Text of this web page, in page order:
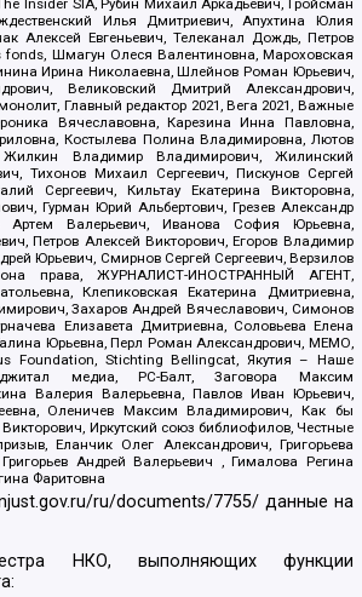
Insider SIA, Рубин Михаил Аркадьевич, Гройсман
Илья Дмитриевич, Апухтина Юлия
Алексей Евгеньевич, Телеканал Дождь, Петров
fonds, Шмагун Олеся Валентиновна, Мароховская
Ирина Николаевна, Шлейнов Роман Юрьевич,
Великовский Дмитрий Александрович,
Главный редактор 2021, Вега 2021, Важные
Вячеславовна, Карезина Инна Павловна,
Костылева Полина Владимировна, Лютов
Жилкин Владимир Владимирович, Жилинский
Тихонов Михаил Сергеевич, Пискунов Сергей
Сергеевич, Кильтау Екатерина Викторовна,
Гурман Юрий Альбертович, Грезев Александр
Артем Валерьевич, Иванова София Юрьевна,
Петров Алексей Викторович, Егоров Владимир
Юрьевич, Смирнов Сергей Сергеевич, Верзилов
права, ЖУРНАЛИСТ-ИНОСТРАННЫЙ АГЕНТ,
Клепиковская Екатерина Дмитриевна,
Захаров Андрей Вячеславович, Симонов
Елизавета Дмитриевна, Соловьева Елена
Юрьевна, Перл Роман Александрович, МЕМО,
Foundation, Stichting Bellingcat, Якутия – Наше
медиа, РС-Балт, Заговора Максим
Валерия Валерьевна, Павлов Иван Юрьевич,
Оленичев Максим Владимирович, Как бы
Викторович, Иркутский союз библиофилов, Честные
Еланчик Олег Александрович, Григорьева
Андрей Валерьевич , Гималова Регина
Фаритовна
ru/documents/7755/ данные на
НКО, выполняющих функции